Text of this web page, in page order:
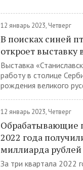
12 январь 2023, Четверг
В поисках синей
откроет выставку
Выставка
работу в столице
рождения великого
12 январь 2023, Четверг
Обрабатывающие
2022 года
миллиарда рублей
За три квартала 2022